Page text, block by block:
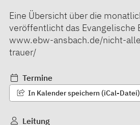
Eine Übersicht über die
veröffentlicht das Evangelische
www.ebw-ansbach.de/nicht-
trauer/
Termine
In Kalender speichern (iCal-Datei)
Leitung